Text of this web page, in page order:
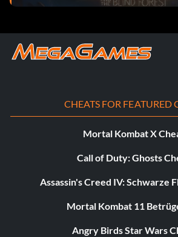
CHEATS FOR FEATURED
Mortal Kombat X
Call of Duty: Ghosts
Assassin's Creed IV: Schwarze
Mortal Kombat 11
Angry Birds Star Wars